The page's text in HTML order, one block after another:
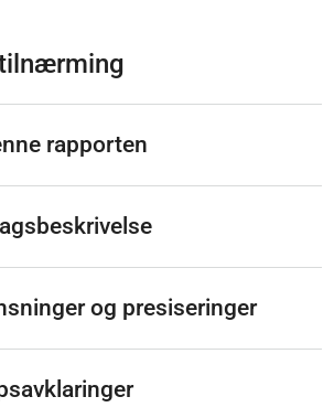
rapporten
og presiseringer